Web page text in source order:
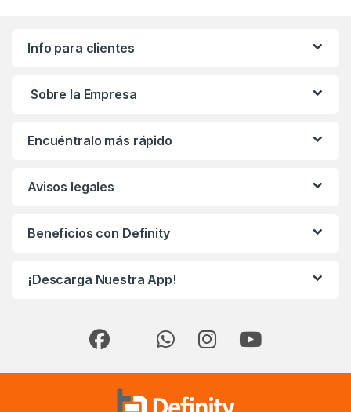
Info para clientes
Sobre la Empresa
Encuéntralo más rápido
Avisos legales
Beneficios con Definity
¡Descarga Nuestra App!